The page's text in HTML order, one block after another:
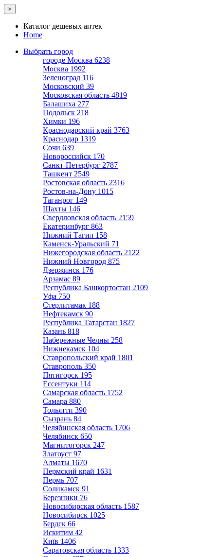
×
Каталог дешевых аптек
Home
Выбрать город
городе Москва 6238
Москва 1992
Зеленоград 116
Московский 39
Московская область 4819
Балашиха 277
Подольск 218
Химки 196
Краснодарский край 3763
Краснодар 1319
Сочи 639
Новороссийск 170
Санкт-Петербург 2787
Ташкент 2549
Ростовская область 2316
Ростов-на-Дону 1015
Таганрог 149
Шахты 146
Свердловская область 2159
Екатеринбург 863
Нижний Тагил 158
Каменск-Уральский 71
Нижегородская область 2122
Нижний Новгород 875
Дзержинск 176
Арзамас 89
Республика Башкортостан 2109
Уфа 750
Стерлитамак 188
Нефтекамск 90
Республика Татарстан 1827
Казань 818
Набережные Челны 258
Нижнекамск 104
Ставропольский край 1801
Ставрополь 350
Пятигорск 195
Ессентуки 114
Самарская область 1752
Самара 880
Тольятти 390
Сызрань 84
Челябинская область 1706
Челябинск 650
Магнитогорск 247
Златоуст 97
Алматы 1670
Пермский край 1631
Пермь 707
Соликамск 91
Березники 76
Новосибирская область 1587
Новосибирск 1025
Бердск 66
Искитим 42
Київ 1406
Саратовская область 1333